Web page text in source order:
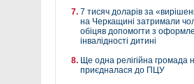
7 тисяч доларів за
на Черкащині затримали
обіцяв допомогти з
інвалідності дитині
Ще одна релігійна громада
приєдналася до ПЦУ